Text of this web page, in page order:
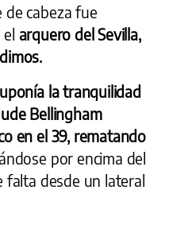
de cabeza fue
arquero del Sevilla,
la tranquilidad
Bellingham
en el 39, rematando
por encima del
falta desde un lateral